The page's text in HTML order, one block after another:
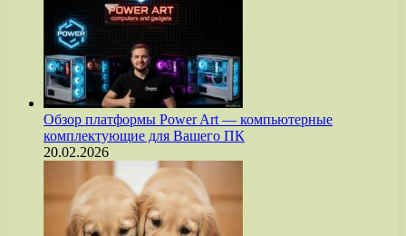
Обзор платформы Power Art — компьютерные
комплектующие для Вашего ПК
20.02.2026